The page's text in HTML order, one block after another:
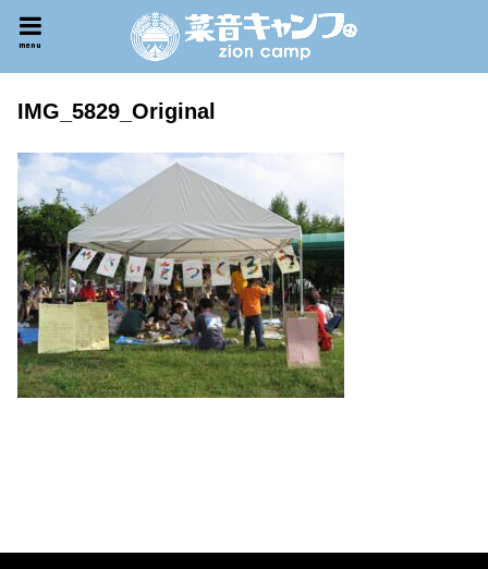
menu
IMG_5829_Original